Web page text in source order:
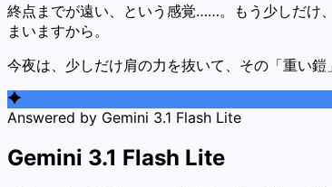
終点までが遠い、という感覚……。もう少しだけ、
まいますから。
今夜は、少しだけ肩の力を抜いて、その「重い
Answered by Gemini 3.1 Flash Lite
Gemini 3.1 Flash Lite